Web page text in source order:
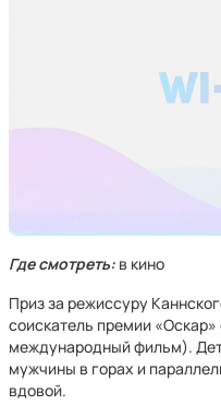
Где смотреть: в кино
Приз за режиссуру
соискатель премии
международный фильм).
мужчины в горах и
вдовой.